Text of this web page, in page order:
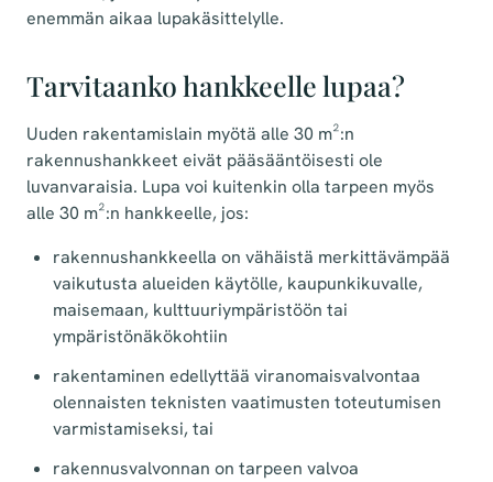
enemmän aikaa lupakäsittelylle.
Tarvitaanko hankkeelle lupaa?
Uuden rakentamislain myötä alle 30 m²:n
rakennushankkeet eivät pääsääntöisesti ole
luvanvaraisia. Lupa voi kuitenkin olla tarpeen myös
alle 30 m²:n hankkeelle, jos:
rakennushankkeella on vähäistä merkittävämpää
vaikutusta alueiden käytölle, kaupunkikuvalle,
maisemaan, kulttuuriympäristöön tai
ympäristönäkökohtiin
rakentaminen edellyttää viranomaisvalvontaa
olennaisten teknisten vaatimusten toteutumisen
varmistamiseksi, tai
rakennusvalvonnan on tarpeen valvoa